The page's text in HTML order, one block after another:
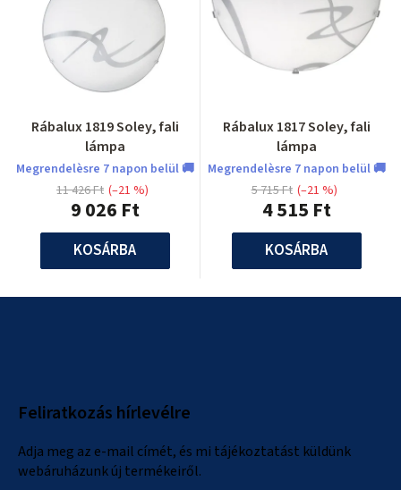
Rábalux 1819 Soley, fali
lámpa
Megrendelèsre 7 napon belül 🚚
9 026 Ft
11 426 Ft (–21 %)
KOSÁRBA
Rábalux 1817 Soley, fali
lámpa
Megrendelèsre 7 napon belül 🚚
4 515 Ft
5 715 Ft (–21 %)
KOSÁRBA
Feliratkozás hírlevélre
Adja meg az e-mail címét, és mi tájékoztatást küldünk
webáruházunk új termékeiről.